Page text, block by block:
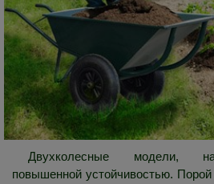
Двухколесные модели,
повышенной устойчивостью.